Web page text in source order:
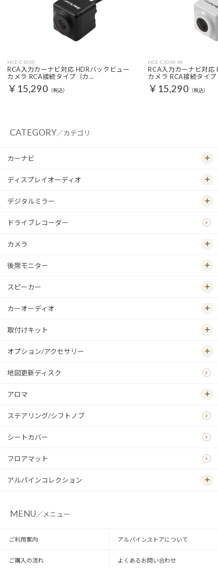
HCE-C1000
RCA入力カーナビ対応 HDRバックビュー
カメラ RCA接続タイプ（カ…
￥15,290 （税込）
HCE-C1000-W
RCA入力カーナビ対応
カメラ RCA接続タイ
￥15,290 （税込）
CATEGORY／カテゴリ
カーナビ
ディスプレイオーディオ
デジタルミラー
ドライブレコーダー
カメラ
後席モニター
スピーカー
カーオーディオ
取付けキット
オプション/アクセサリー
地図更新ディスク
アロマ
ステアリング/シフトノブ
シートカバー
フロアマット
アルパインコレクション
MENU／メニュー
ご利用案内 アルパインストアについて
ご購入の流れ よくあるお問い合わせ